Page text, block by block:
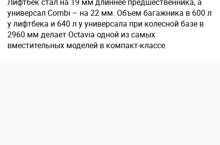
универсал Combi – на 22 мм. Объем багажника в 600 л
у лифтбека и 640 л у универсала при колесной базе в
2960 мм делает Octavia одной из самых
вместительных моделей в компакт-классе.